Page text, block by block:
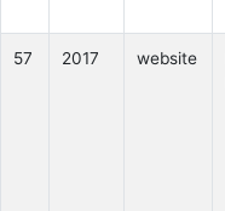
57 2017 website